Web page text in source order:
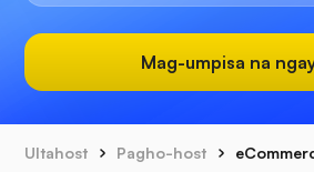
Mag-umpisa na
Ultahost Pagho-host